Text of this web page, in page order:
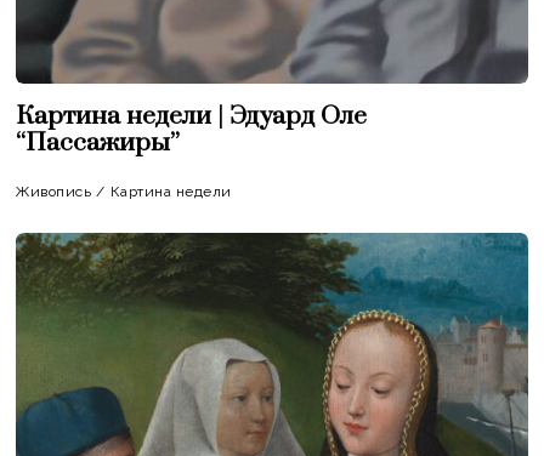
Картина недели | Эдуард Оле
“Пассажиры”
Живопись / Картина недели